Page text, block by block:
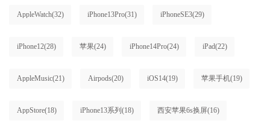
AppleWatch(32) iPhone13Pro(31) iPhoneSE3(29)
iPhone12(28) 苹果(24) iPhone14Pro(24) iPad(22)
AppleMusic(21) Airpods(20) iOS14(19) 苹果手机(19)
AppStore(18) iPhone13系列 (18) 西安苹果6s换屏(16)